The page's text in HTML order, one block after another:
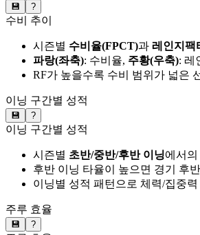
💾 ?
수비 추이
시즌별 수비율(FPCT)과 레인지팩
파랑(좌축): 수비율, 주황(우축): 레
RF가 높을수록 수비 범위가 넓은
이닝 구간별 성적
💾 ?
이닝 구간별 성적
시즌별 초반/중반/후반 이닝에서
후반 이닝 타율이 높으면 경기 후
이닝별 성적 패턴으로 체력/집중
주루 효율
💾 ?